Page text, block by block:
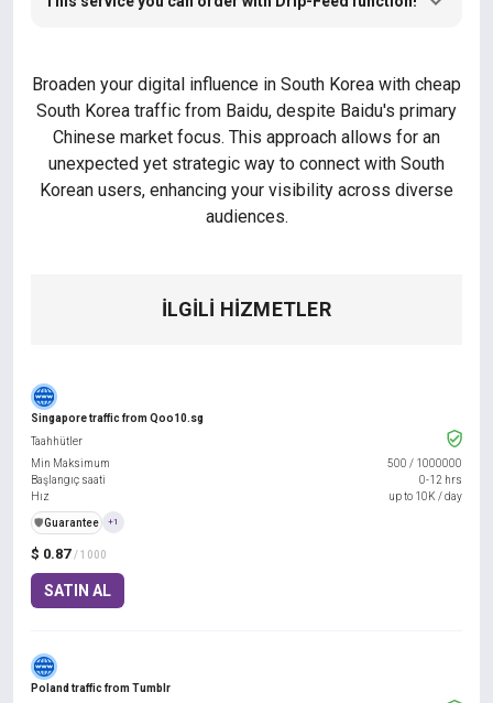
Broaden your digital influence in South Korea with cheap
South Korea traffic from Baidu, despite Baidu's primary
Chinese market focus. This approach allows for an
unexpected yet strategic way to connect with South
Korean users, enhancing your visibility across diverse
audiences.
İLGILI HIZMETLER
Singapore traffic from Qoo10.sg
$ 0.87 / 1000
SATIN AL
Taahhütler
Min Maksimum
500 / 1000000
Başlangıç saati
0-12 hrs
Hız
up to 10K / day
️🛡️Guarantee +1
Poland traffic from Tumblr